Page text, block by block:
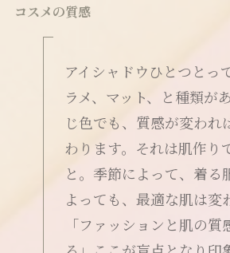
コスメの質感
アイシャドウひとつとっ
ラメ、マット、と種類が
じ色でも、質感が変われ
わります。それは肌作り
と。季節によって、着る
よっても、最適な肌は変
「ファッションと肌の質